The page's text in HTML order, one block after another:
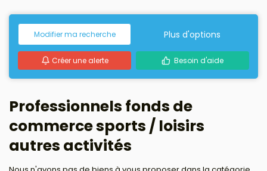
Gestion locative
Viager
Nos biens vendus
Nos agences
Avis clients
Modifier ma recherche Plus d'options
Créer une alerte Besoin d'aide
Professionnels fonds de
commerce sports / loisirs
autres activités